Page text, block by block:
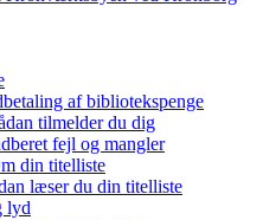
af bibliotekspenge
tilmelder du dig
fejl og mangler
din titelliste
læser du din titelliste
lyd